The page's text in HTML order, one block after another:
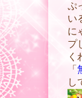
ぷ
い
に
プ
く
「
し